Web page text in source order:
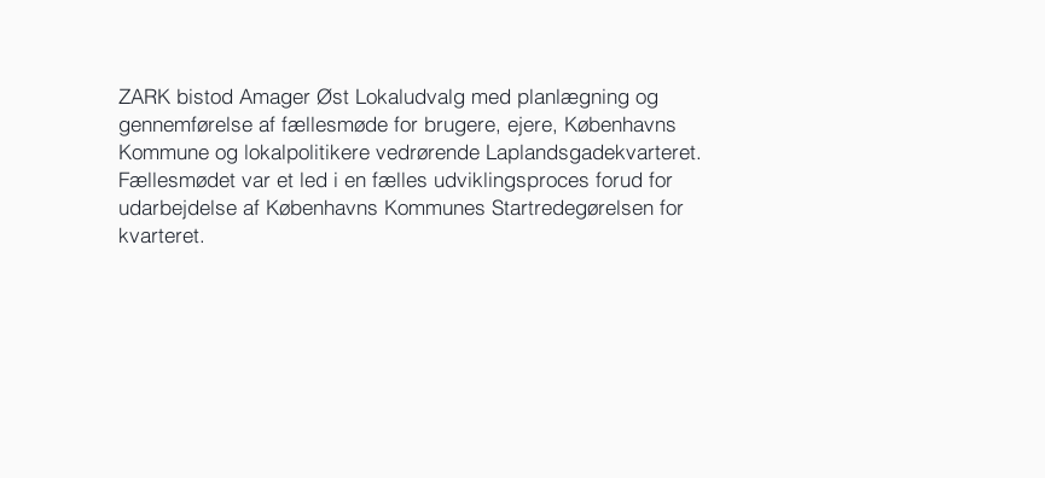
ZARK bistod Amager Øst Lokaludvalg med planlægning og
gennemførelse af fællesmøde for brugere, ejere, Københavns
Kommune og lokalpolitikere vedrørende Laplandsgadekvarteret.
Fællesmødet var et led i en fælles udviklingsproces forud for
udarbejdelse af Københavns Kommunes Startredegørelsen for
kvarteret.